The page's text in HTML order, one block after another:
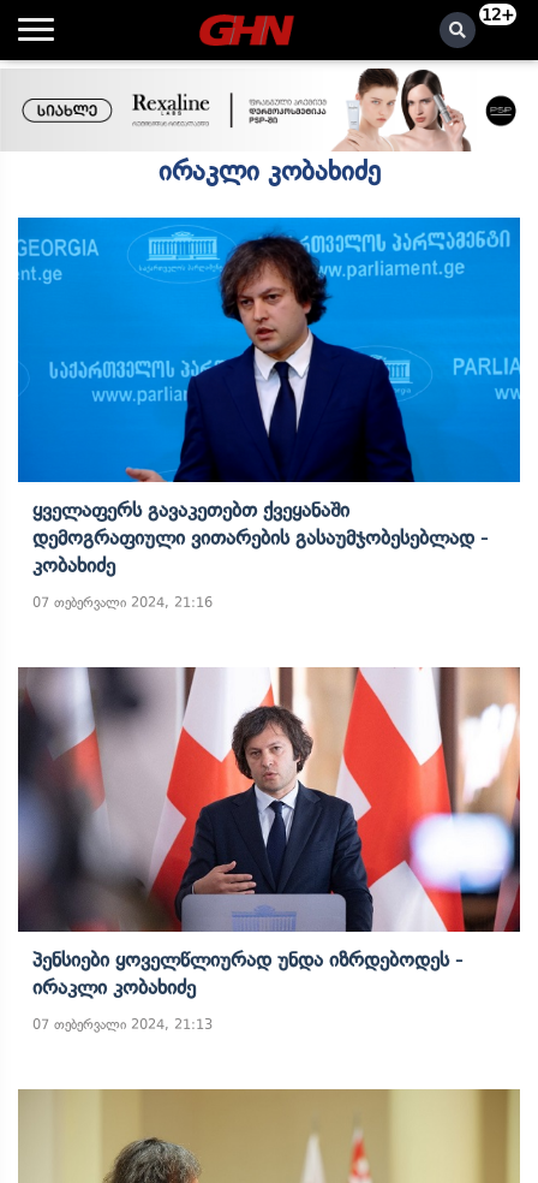
12+
ირაკლი კობახიძე
Ყველაფერს Გავაკეთებთ Ქვეყანაში
Დემოგრაფიული Ვითარების Გასაუმჯობესებლად -
Კობახიძე
07 თებერვალი 2024, 21:16
Პენსიები Ყოველწლიურად Უნდა Იზრდებოდეს -
Ირაკლი Კობახიძე
07 თებერვალი 2024, 21:13